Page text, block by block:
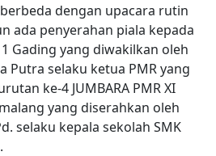
dengan upacara rutin
ada penyerahan piala kepada
Gading yang diwakilkan oleh
Putra selaku ketua PMR yang
ke-4 JUMBARA PMR XI
yang diserahkan oleh
selaku kepala sekolah SMK